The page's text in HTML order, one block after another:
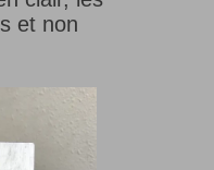
et non